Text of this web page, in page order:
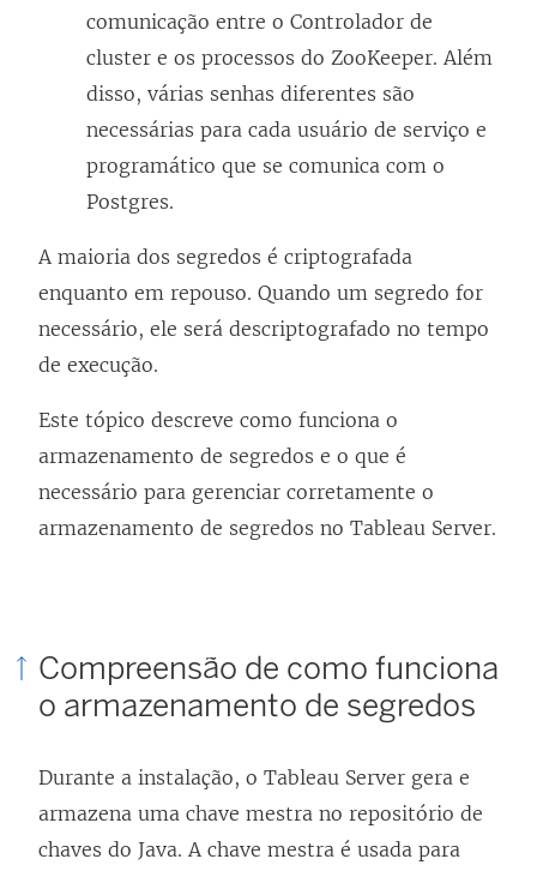
comunicação entre o Controlador de
cluster e os processos do ZooKeeper. Além
disso, várias senhas diferentes são
necessárias para cada usuário de serviço e
programático que se comunica com o
Postgres.
A maioria dos segredos é criptografada
enquanto em repouso. Quando um segredo for
necessário, ele será descriptografado no tempo
de execução.
Este tópico descreve como funciona o
armazenamento de segredos e o que é
necessário para gerenciar corretamente o
armazenamento de segredos no Tableau Server.
Compreensão de como funciona
o armazenamento de segredos
Durante a instalação, o Tableau Server gera e
armazena uma chave mestra no repositório de
chaves do Java. A chave mestra é usada para